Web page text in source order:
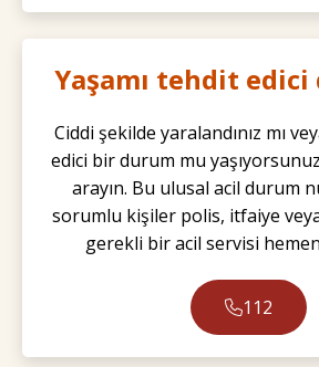
Yaşamı tehdit
Ciddi şekilde yaralandınız mı
edici bir durum mu
arayın. Bu ulusal acil durum
sorumlu kişiler polis, itfaiye
gerekli bir acil servisi
112